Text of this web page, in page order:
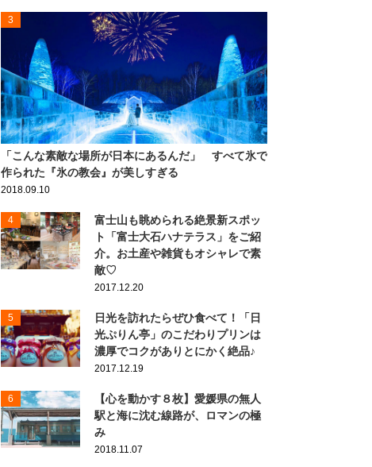
3
「こんな素敵な場所が日本にあるんだ」 すべて氷で
作られた『氷の教会』が美しすぎる
2018.09.10
4
富士山も眺められる絶景新スポッ
ト「富士大石ハナテラス」をご紹
介。お土産や雑貨もオシャレで素
敵♡
2017.12.20
5
日光を訪れたらぜひ食べて！「日
光ぷりん亭」のこだわりプリンは
濃厚でコクがありとにかく絶品♪
2017.12.19
6
【心を動かす８枚】愛媛県の無人
駅と海に沈む線路が、ロマンの極
み
2018.11.07